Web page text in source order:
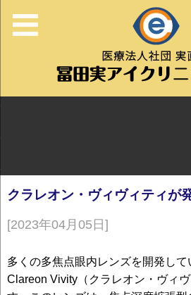
クラレオン・ヴィヴィティが
[2023年04月05日]
多くの多焦点眼内レンズを開発して
Clareon Vivity（クラレオン・ヴィ